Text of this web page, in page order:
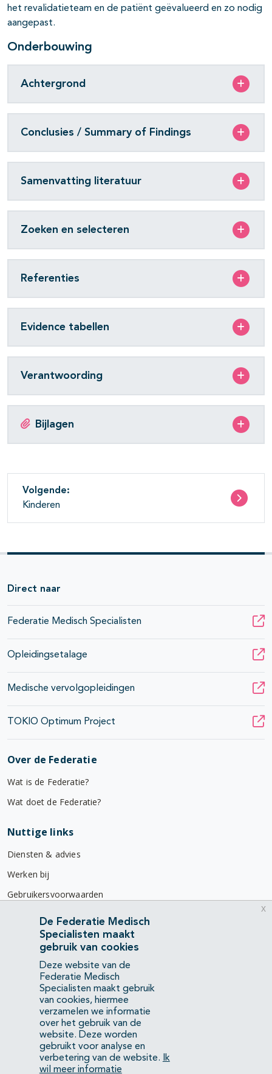
het revalidatieteam en de patiënt geëvalueerd en zo nodig
aangepast.
Onderbouwing
Achtergrond
Conclusies / Summary of Findings
Samenvatting literatuur
Zoeken en selecteren
Referenties
Evidence tabellen
Verantwoording
Bijlagen
Volgende:
Kinderen
Direct naar
Federatie Medisch Specialisten
Opleidingsetalage
Medische vervolgopleidingen
TOKIO Optimum Project
Over de Federatie
Wat is de Federatie?
Wat doet de Federatie?
Nuttige links
Diensten & advies
Werken bij
Gebruikersvoorwaarden
Privacyverklaring
Contact
Mercatorlaan 1200
3528 BL Utrecht
(088) 505 34 34
info@richtlijnendatabase.nl
YouTubeLinkedIn
De Federatie Medisch
Specialisten maakt
gebruik van cookies
Deze website van de
Federatie Medisch
Specialisten maakt gebruik
van cookies, hiermee
verzamelen we informatie
over het gebruik van de
website. Deze worden
gebruikt voor analyse en
verbetering van de website.
Ik
wil meer informatie
x